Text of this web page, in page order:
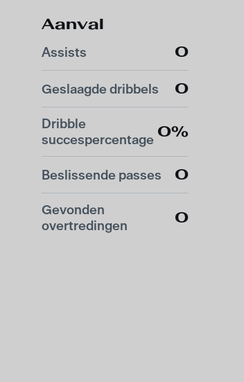
Aanval
Assists 0
Geslaagde dribbels 0
Dribble
succespercentage 0%
Beslissende passes 0
Gevonden
overtredingen
0